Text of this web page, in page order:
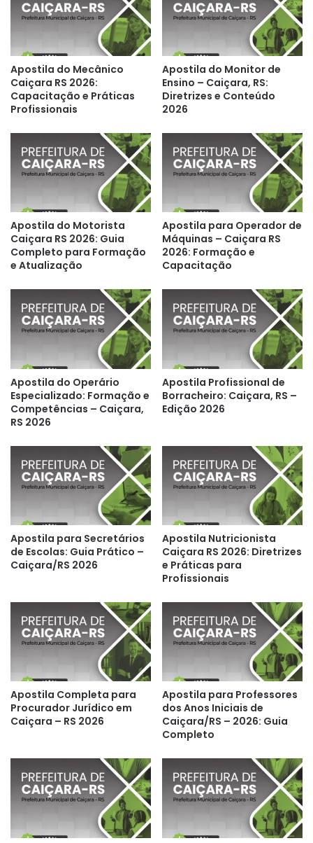
Apostila do Mecânico
Caiçara RS 2026:
Capacitação e Práticas
Profissionais
Apostila do Monitor de
Ensino – Caiçara, RS:
Diretrizes e Conteúdo
2026
Apostila do Motorista
Caiçara RS 2026: Guia
Completo para Formação
e Atualização
Apostila para Operador de
Máquinas – Caiçara RS
2026: Formação e
Capacitação
Apostila do Operário
Especializado: Formação e
Competências – Caiçara,
RS 2026
Apostila Profissional de
Borracheiro: Caiçara, RS –
Edição 2026
Apostila para Secretários
de Escolas: Guia Prático –
Caiçara/RS 2026
Apostila Nutricionista
Caiçara RS 2026: Diretrizes
e Práticas para
Profissionais
Apostila Completa para
Procurador Jurídico em
Caiçara – RS 2026
Apostila para Professores
dos Anos Iniciais de
Caiçara/RS – 2026: Guia
Completo